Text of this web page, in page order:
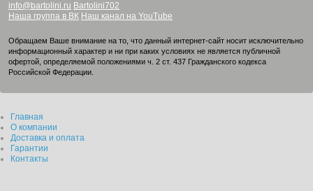
info@bartolini.ru Bartolini702
Наша группа в ВК Наш канал на YouTube
Обращаем Ваше внимание на то, что данный интернет-сайт носит исключительно
информационный характер и ни при каких условиях не является публичной
офертой, определяемой положениями ч. 2 ст. 437 Гражданского кодекса
Российской Федерации.
Главная
О компании
Доставка и оплата
Гарантии
Контакты